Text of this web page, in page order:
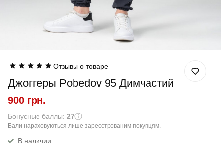
Отзывы о товаре
Джоггеры Pobedov 95 Димчастий
900 грн.
Бонусные баллы: 27
Бали нараховуються лише зареєстрованим покупцям.
В наличии